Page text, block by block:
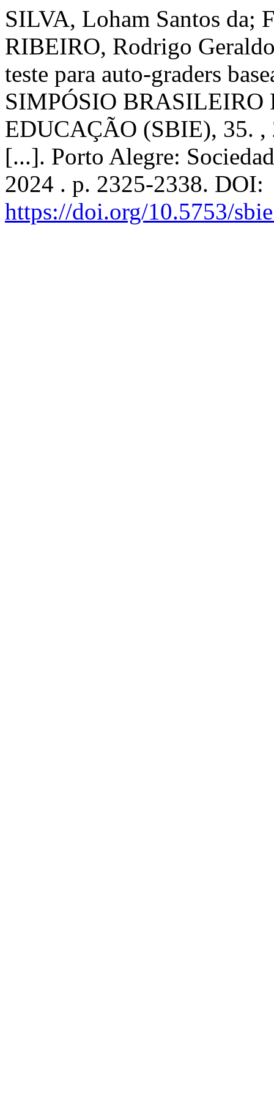
SILVA, Loham Santos da;
RIBEIRO, Rodrigo
teste para auto-graders
SIMPÓSIO
EDUCAÇÃO (SBIE), 35. ,
[...]. Porto Alegre:
2024 . p. 2325-2338. DOI:
https://doi.org/10.5753/